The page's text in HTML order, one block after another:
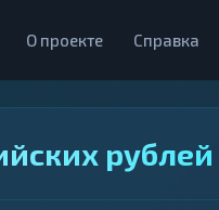
О проекте Справка
рублей